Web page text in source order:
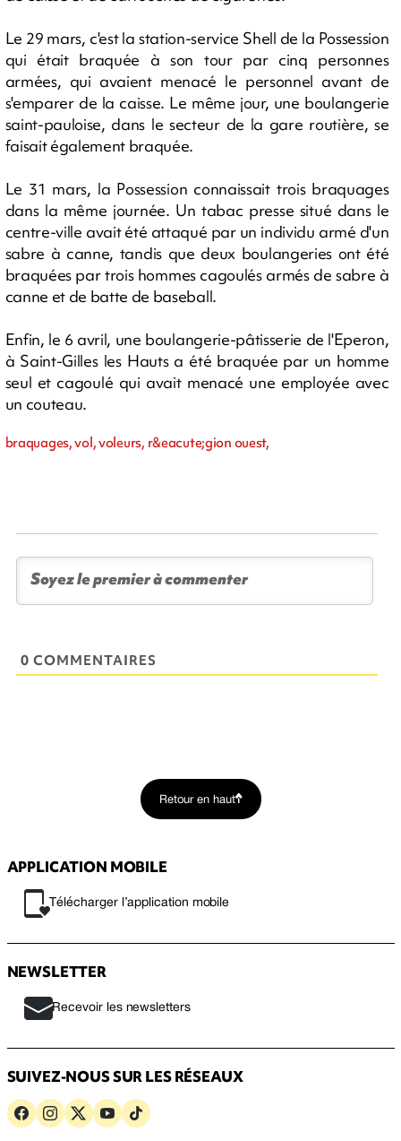
Le 29 mars, c'est la station-service Shell de la Possession
qui était braquée à son tour par cinq personnes
armées, qui avaient menacé le personnel avant de
s'emparer de la caisse. Le même jour, une boulangerie
saint-pauloise, dans le secteur de la gare routière, se
faisait également braquée.
Le 31 mars, la Possession connaissait trois braquages
dans la même journée. Un tabac presse situé dans le
centre-ville avait été attaqué par un individu armé d'un
sabre à canne, tandis que deux boulangeries ont été
braquées par trois hommes cagoulés armés de sabre à
canne et de batte de baseball.
Enfin, le 6 avril, une boulangerie-pâtisserie de l'Eperon,
à Saint-Gilles les Hauts a été braquée par un homme
seul et cagoulé qui avait menacé une employée avec
un couteau.
braquages, vol, voleurs, r&eacute;gion ouest,
0 COMMENTAIRES
Retour en haut
APPLICATION MOBILE
Télécharger l’application mobile
NEWSLETTER
Recevoir les newsletters
SUIVEZ-NOUS SUR LES RÉSEAUX